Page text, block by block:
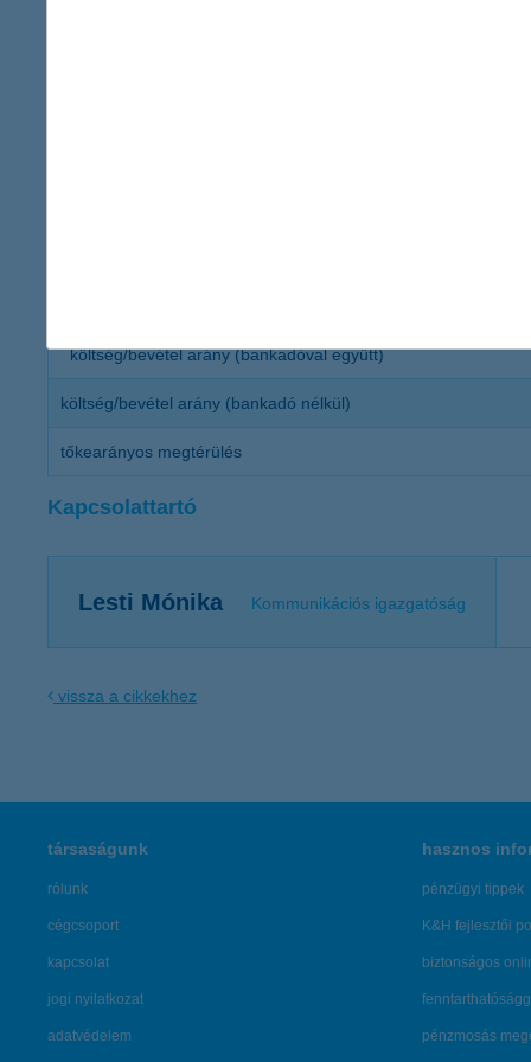
költség/bevétel arány (bankadóval együtt)
költség/bevétel arány (bankadó nélkül)
tőkearányos megtérülés
Kapcsolattartó
Lesti Mónika Kommunikációs igazgatóság
vissza a cikkekhez
társaságunk
rólunk
cégcsoport
kapcsolat
jogi nyilatkozat
adatvédelem
hasznos
pénzügyi tippek
K&H fejlesztői
biztonságos
pénzmosás